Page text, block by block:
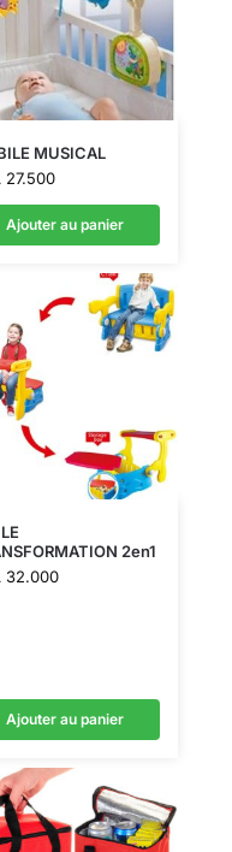
MUSICAL
27.500
Ajouter au panier
2en1
32.000
Ajouter au panier